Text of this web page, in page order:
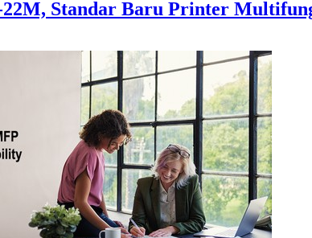
Standar Baru Printer